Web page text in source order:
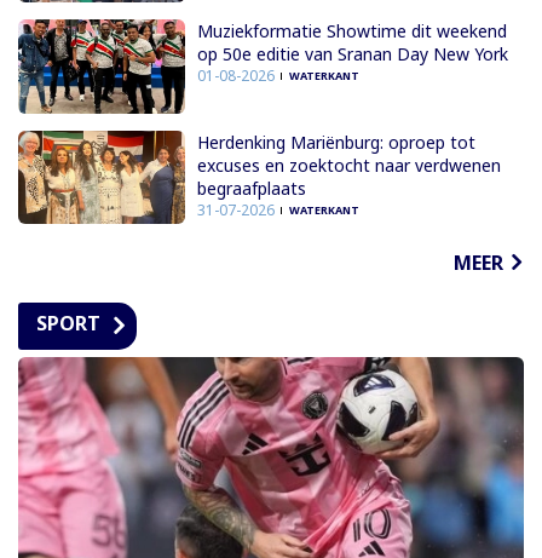
Muziekformatie Showtime dit weekend
op 50e editie van Sranan Day New York
01-08-2026 WATERKANT
Herdenking Mariënburg: oproep tot
excuses en zoektocht naar verdwenen
begraafplaats
31-07-2026 WATERKANT
MEER
SPORT